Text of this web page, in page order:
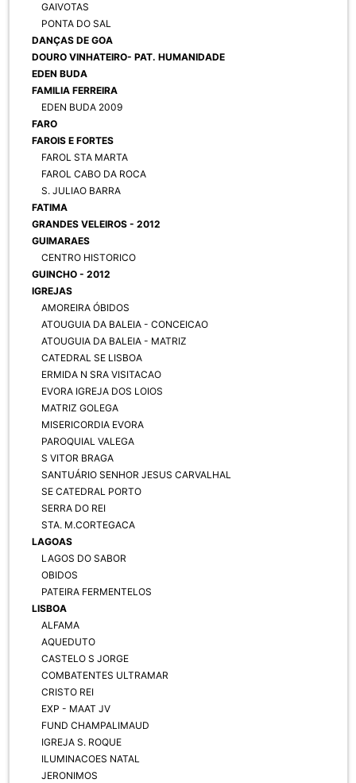
GAIVOTAS
PONTA DO SAL
DANÇAS DE GOA
DOURO VINHATEIRO- PAT. HUMANIDADE
EDEN BUDA
FAMILIA FERREIRA
EDEN BUDA 2009
FARO
FAROIS E FORTES
FAROL STA MARTA
FAROL CABO DA ROCA
S. JULIAO BARRA
FATIMA
GRANDES VELEIROS - 2012
GUIMARAES
CENTRO HISTORICO
GUINCHO - 2012
IGREJAS
AMOREIRA ÓBIDOS
ATOUGUIA DA BALEIA - CONCEICAO
ATOUGUIA DA BALEIA - MATRIZ
CATEDRAL SE LISBOA
ERMIDA N SRA VISITACAO
EVORA IGREJA DOS LOIOS
MATRIZ GOLEGA
MISERICORDIA EVORA
PAROQUIAL VALEGA
S VITOR BRAGA
SANTUÁRIO SENHOR JESUS CARVALHAL
SE CATEDRAL PORTO
SERRA DO REI
STA. M.CORTEGACA
LAGOAS
LAGOS DO SABOR
OBIDOS
PATEIRA FERMENTELOS
LISBOA
ALFAMA
AQUEDUTO
CASTELO S JORGE
COMBATENTES ULTRAMAR
CRISTO REI
EXP - MAAT JV
FUND CHAMPALIMAUD
IGREJA S. ROQUE
ILUMINACOES NATAL
JERONIMOS